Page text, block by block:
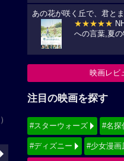
）
あの花が咲く丘で、君と
★★★★★
への言葉,夏
映画レビ
注目の映画を探す
#スターウォーズ #名探
#ディズニー #少女漫画